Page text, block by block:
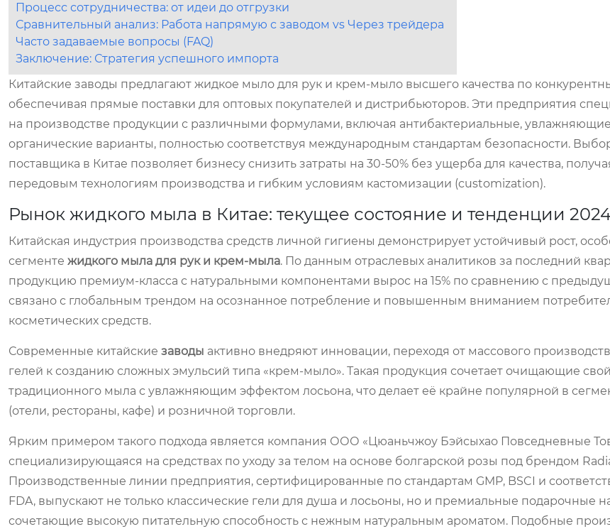
Процесс сотрудничества: от идеи до отгрузки
Сравнительный анализ: Работа напрямую с заводом vs Через трейдера
Часто задаваемые вопросы (FAQ)
Заключение: Стратегия успешного импорта
Китайские заводы предлагают жидкое мыло для рук и крем-мыло высшего качества по
обеспечивая прямые поставки для оптовых покупателей и дистрибьюторов. Эти предприятия
на производстве продукции с различными формулами, включая антибактериальные,
органические варианты, полностью соответствуя международным стандартам безопасности.
поставщика в Китае позволяет бизнесу снизить затраты на 30-50% без ущерба для качества,
передовым технологиям производства и гибким условиям кастомизации (customization).
Рынок жидкого мыла в Китае: текущее состояние и тенденции
Китайская индустрия производства средств личной гигиены демонстрирует устойчивый рост,
сегменте жидкого мыла для рук и крем-мыла. По данным отраслевых аналитиков за последний
продукцию премиум-класса с натуральными компонентами вырос на 15% по сравнению с
связано с глобальным трендом на осознанное потребление и повышенным вниманием
косметических средств.
Современные китайские заводы активно внедряют инновации, переходя от массового
гелей к созданию сложных эмульсий типа «крем-мыло». Такая продукция сочетает очищающие
традиционного мыла с увлажняющим эффектом лосьона, что делает её крайне популярной в
(отели, рестораны, кафе) и розничной торговли.
Ярким примером такого подхода является компания ООО «Цюаньчжоу Бэйсыхао Повседневные
специализирующаяся на средствах по уходу за телом на основе болгарской розы под брендом
Производственные линии предприятия, сертифицированные по стандартам GMP, BSCI и
FDA, выпускают не только классические гели для душа и лосьоны, но и премиальные подарочные
сочетающие высокую питательную способность с нежным натуральным ароматом. Подобные